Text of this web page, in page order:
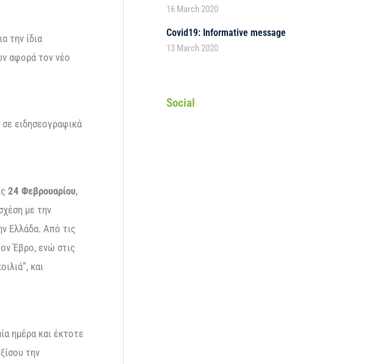
την ίδια
αφορά τον νέο
ειδησεογραφικά
24 Φεβρουαρίου,
με την
Ελλάδα. Από τις
Έβρο, ενώ στις
και
ημέρα και έκτοτε
την
16 March 2020
Covid19: Informative message
13 March 2020
Social